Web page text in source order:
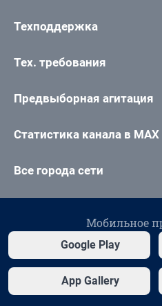
Техподдержка
Тех. требования
Предвыборная агитация
Статистика канала в MAX
Все города сети
Мобильное
Google Play
App Gallery